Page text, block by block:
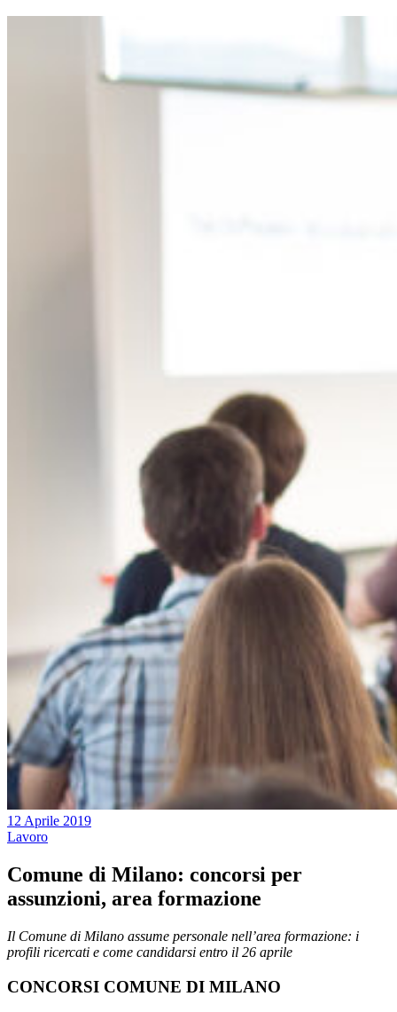
12 Aprile 2019
Lavoro
Comune di Milano: concorsi per
assunzioni, area formazione
Il Comune di Milano assume personale nell’area formazione: i
profili ricercati e come candidarsi entro il 26 aprile
CONCORSI COMUNE DI MILANO